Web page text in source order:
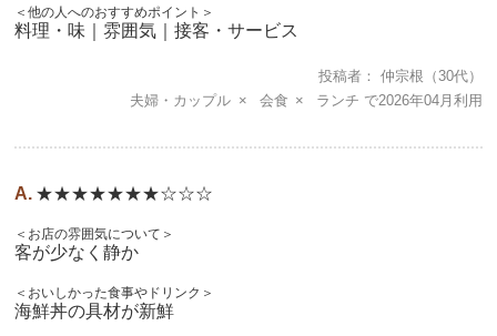
＜他の人へのおすすめポイント＞
料理・味｜雰囲気｜接客・サービス
投稿者 仲宗根 （30代）
夫婦・カップル
会食 ランチ 2026年04月
★★★★★★★☆☆☆
＜お店の雰囲気について＞
客が少なく静か
＜おいしかった食事やドリンク＞
海鮮丼の具材が新鮮